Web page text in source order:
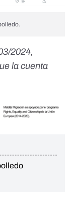
2024,
la cuenta